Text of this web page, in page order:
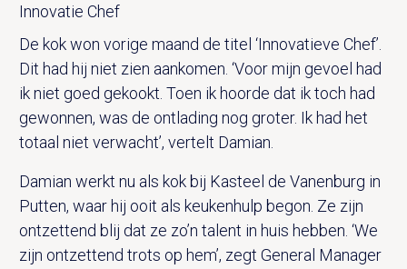
Innovatie Chef
De kok won vorige maand de titel ‘Innovatieve Chef’.
Dit had hij niet zien aankomen. ‘Voor mijn gevoel had
ik niet goed gekookt. Toen ik hoorde dat ik toch had
gewonnen, was de ontlading nog groter. Ik had het
totaal niet verwacht’, vertelt Damian.
Damian werkt nu als kok bij Kasteel de Vanenburg in
Putten, waar hij ooit als keukenhulp begon. Ze zijn
ontzettend blij dat ze zo’n talent in huis hebben. ‘We
zijn ontzettend trots op hem’, zegt General Manager